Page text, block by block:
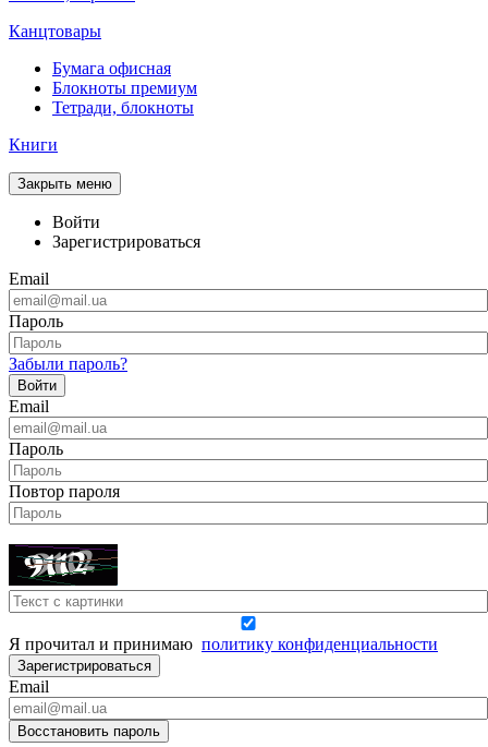
Канцтовары
Бумага офисная
Блокноты премиум
Тетради, блокноты
Книги
Закрыть меню
Войти
Зарегистрироваться
Email
Пароль
Забыли пароль?
Войти
Email
Пароль
Повтор пароля
Я прочитал и принимаю политику конфиденциальности
Зарегистрироваться
Email
Восстановить пароль